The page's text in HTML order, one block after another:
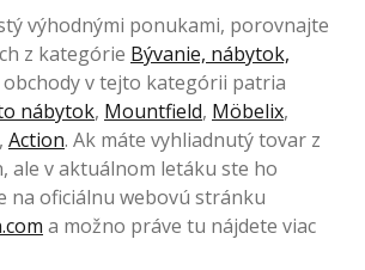
výhodnými ponukami, porovnajte
z kategórie Bývanie, nábytok,
obchody v tejto kategórii patria
nábytok, Mountfield, Möbelix,
, Action. Ak máte vyhliadnutý tovar z
ale v aktuálnom letáku ste ho
na oficiálnu webovú stránku
a možno práve tu nájdete viac